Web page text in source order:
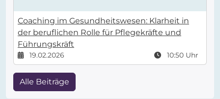
Coaching im Gesundheitswesen: Klarheit in
der beruflichen Rolle für Pflegekräfte und
Führungskräft
19.02.2026 10:50 Uhr
Alle Beiträge